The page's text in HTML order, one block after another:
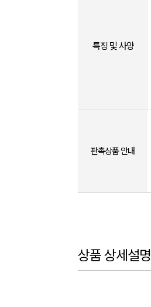
특징 및 사양
판촉상품 안내
상품 상세설명